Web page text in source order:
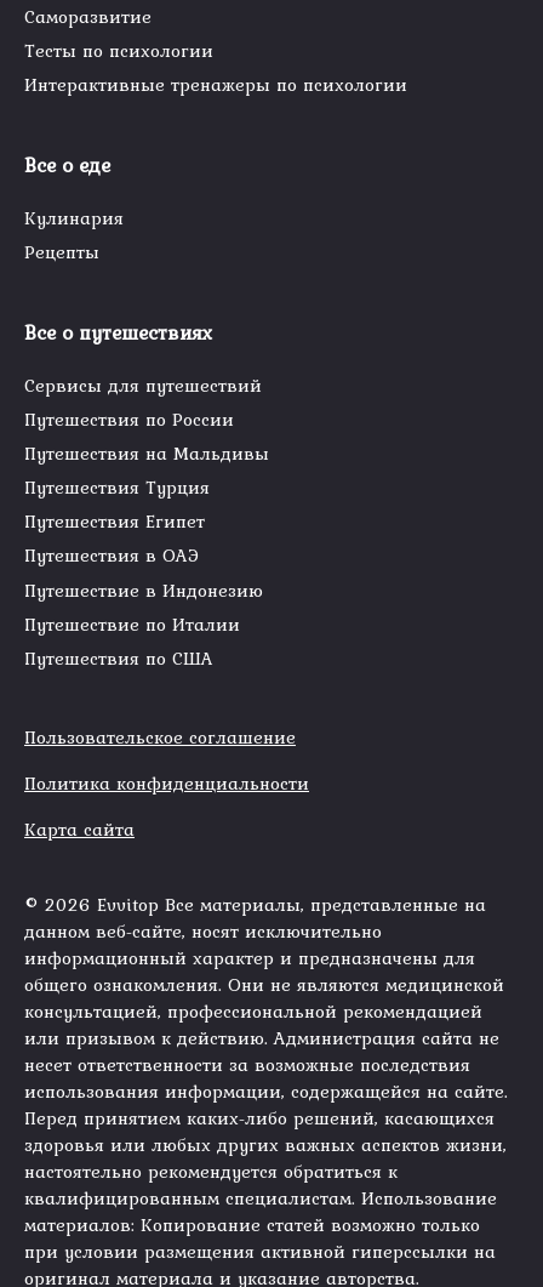
Саморазвитие
Тесты по психологии
Интерактивные тренажеры по психологии
Все о еде
Кулинария
Рецепты
Все о путешествиях
Сервисы для путешествий
Путешествия по России
Путешествия на Мальдивы
Путешествия Турция
Путешествия Египет
Путешествия в ОАЭ
Путешествие в Индонезию
Путешествие по Италии
Путешествия по США
Пользовательское соглашение
Политика конфиденциальности
Карта сайта
© 2026 Evvitop Все материалы, представленные на
данном веб-сайте, носят исключительно
информационный характер и предназначены для
общего ознакомления. Они не являются медицинской
консультацией, профессиональной рекомендацией
или призывом к действию. Администрация сайта не
несет ответственности за возможные последствия
использования информации, содержащейся на сайте.
Перед принятием каких-либо решений, касающихся
здоровья или любых других важных аспектов жизни,
настоятельно рекомендуется обратиться к
квалифицированным специалистам. Использование
материалов: Копирование статей возможно только
при условии размещения активной гиперссылки на
оригинал материала и указание авторства.